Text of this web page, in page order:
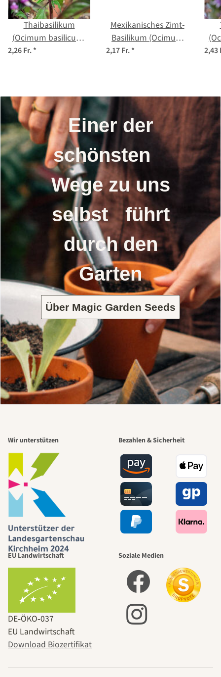
Thaibasilikum
(Ocimum basilicum)
2,26 Fr.*
Mexikanisches Zimt-
Basilikum (Ocimum
basilicum) Bio Saatgut
2,17 Fr.* 2,43
Einer der
schönsten
Wege zu uns
selbst führt
durch den
Garten
Über Magic Garden Seeds
Wir unterstützen Bezahlen & Sicherheit
EU Landwirtschaft
DE‑ÖKO‑037
EU Landwirtschaft
Download Biozertifikat
Soziale Medien